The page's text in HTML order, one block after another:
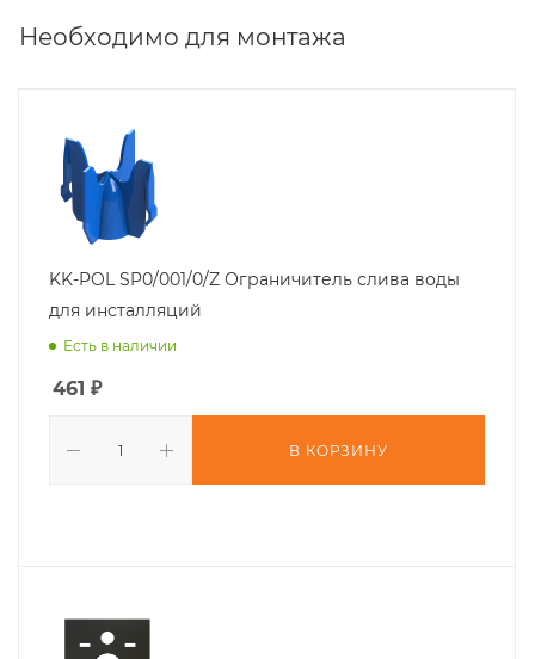
Необходимо для монтажа
KK-POL SP0/001/0/Z Ограничитель слива воды
для инсталляций
Есть в наличии
461 ₽
В КОРЗИНУ